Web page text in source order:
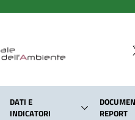
DATI E
INDICATORI
REPORT